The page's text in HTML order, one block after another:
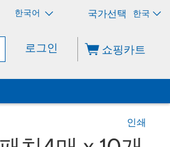
한국어 한국
로그인 쇼핑카트
인쇄